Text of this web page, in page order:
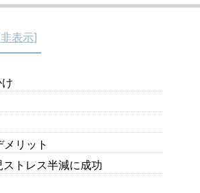
非表示]
リット
トレス半減に成功